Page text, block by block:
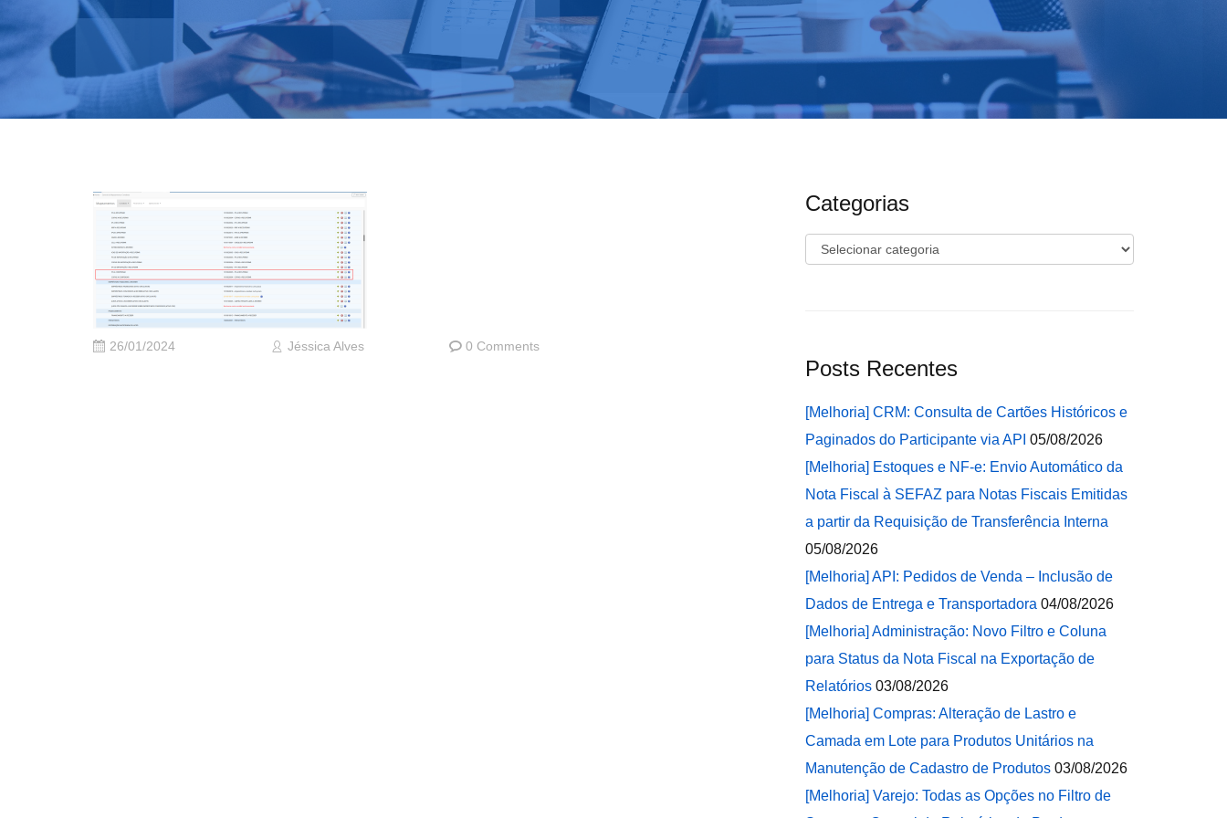
26/01/2024 Jéssica Alves 0 Comments
Categorias
Categorias
Posts Recentes
[Melhoria] CRM: Consulta de Cartões Históricos e
Paginados do Participante via API 05/08/2026
[Melhoria] Estoques e NF-e: Envio Automático da
Nota Fiscal à SEFAZ para Notas Fiscais Emitidas
a partir da Requisição de Transferência Interna
05/08/2026
[Melhoria] API: Pedidos de Venda – Inclusão de
Dados de Entrega e Transportadora 04/08/2026
[Melhoria] Administração: Novo Filtro e Coluna
para Status da Nota Fiscal na Exportação de
Relatórios 03/08/2026
[Melhoria] Compras: Alteração de Lastro e
Camada em Lote para Produtos Unitários na
Manutenção de Cadastro de Produtos 03/08/2026
[Melhoria] Varejo: Todas as Opções no Filtro de